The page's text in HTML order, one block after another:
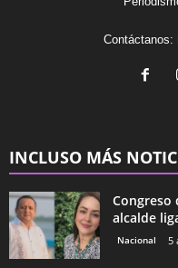
Contáctanos:
INCLUSO MÁS
Congreso
alcalde
Nacional 5